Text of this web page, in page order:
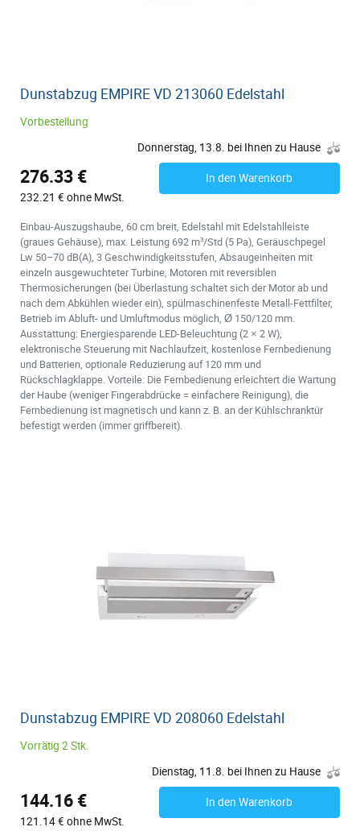
Dunstabzug EMPIRE VD 213060 Edelstahl
Vorbestellung
Donnerstag, 13.8. bei Ihnen zu Hause
276.33 €
232.21 € ohne MwSt.
In den Warenkorb
Einbau-Auszugshaube, 60 cm breit, Edelstahl mit Edelstahlleiste
(graues Gehäuse), max. Leistung 692 m³/Std (5 Pa), Geräuschpegel
Lw 50–70 dB(A), 3 Geschwindigkeitsstufen, Absaugeinheiten mit
einzeln ausgewuchteter Turbine, Motoren mit reversiblen
Thermosicherungen (bei Überlastung schaltet sich der Motor ab und
nach dem Abkühlen wieder ein), spülmaschinenfeste Metall-Fettfilter,
Betrieb im Abluft- und Umluftmodus möglich, Ø 150/120 mm.
Ausstattung: Energiesparende LED-Beleuchtung (2 × 2 W),
elektronische Steuerung mit Nachlaufzeit, kostenlose Fernbedienung
und Batterien, optionale Reduzierung auf 120 mm und
Rückschlagklappe. Vorteile: Die Fernbedienung erleichtert die Wartung
der Haube (weniger Fingerabdrücke = einfachere Reinigung), die
Fernbedienung ist magnetisch und kann z. B. an der Kühlschranktür
befestigt werden (immer griffbereit).
Dunstabzug EMPIRE VD 208060 Edelstahl
Vorrätig 2 Stk.
Dienstag, 11.8. bei Ihnen zu Hause
144.16 €
121.14 € ohne MwSt.
In den Warenkorb